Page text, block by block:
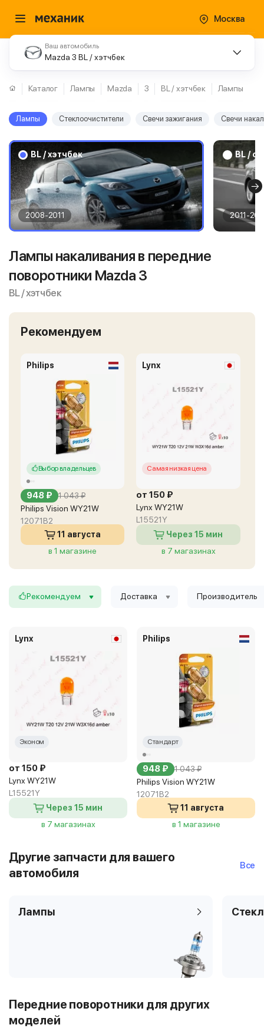
Москва
Ваш автомобиль
Mazda 3 BL / хэтчбек
Каталог Лампы Mazda 3 BL / хэтчбек Лампы
Лампы Стеклоочистители Свечи зажигания Свечи
BL / хэтчбек
2008-2011
BL /
2011-
Лампы накаливания в передние
поворотники Mazda 3
BL / хэтчбек
Рекомендуем
Philips
Выбор владельцев
948 ₽ 1 043 ₽
Philips Vision WY21W
12071B2
11 августа
в 1 магазине
Lynx
Самая низкая цена
от 150 ₽
Lynx WY21W
L15521Y
Через 15 мин
в 7 магазинах
Рекомендуем Доставка Производитель
Lynx
Эконом
от 150 ₽
Lynx WY21W
L15521Y
Через 15 мин
в 7 магазинах
Philips
Стандарт
948 ₽ 1 043 ₽
Philips Vision WY21W
12071B2
11 августа
в 1 магазине
Другие запчасти для вашего
автомобиля
Все
Лампы
Передние поворотники для других
моделей